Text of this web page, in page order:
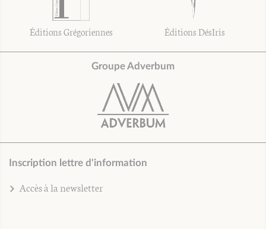
Éditions Grégoriennes Éditions DésIris
Groupe Adverbum
Inscription lettre d'information
Accès à la newsletter